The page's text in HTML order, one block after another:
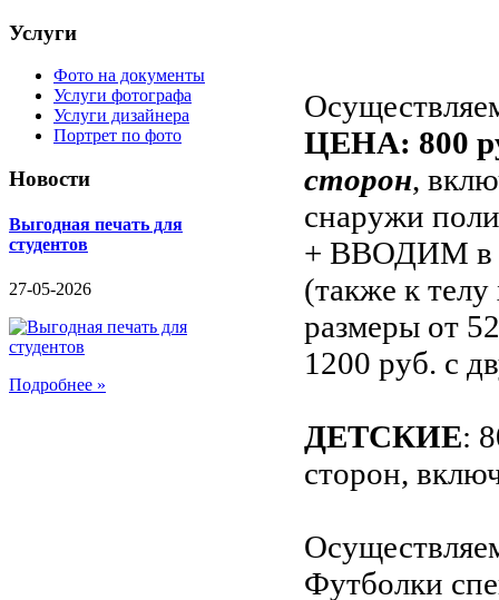
Услуги
Фото на документы
Услуги фотографа
Услуги дизайнера
Портрет по фото
Новости
Выгодная печать для
студентов
27-05-2026
Подробнее »
ЦЕНА: 800
сторон,
снаружи
+ ВВОДИМ в
(также к
размеры от
1200 руб. с
ДЕТСКИЕ:
сторон,
Футболки